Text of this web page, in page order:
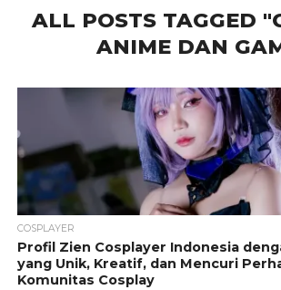
ALL POSTS TAGGED
ANIME DAN
COSPLAYER
Profil Zien Cosplayer Indonesia
yang Unik, Kreatif, dan Mencuri
Komunitas Cosplay